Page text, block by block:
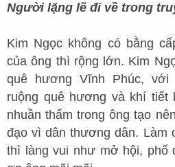
Người lặng lẽ đi về trong
Kim Ngọc không có bằng
của ông thì rộng lớn. Kim
quê hương Vĩnh Phúc, với
ruộng quê hương và khí
nhuần thấm trong ông tạo
đạo vì dân thương dân. Làm
thì làng vui như mở hội, phố